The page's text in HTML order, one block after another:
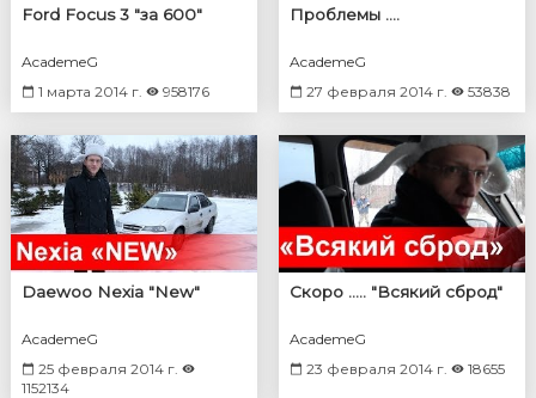
Ford Focus 3 "за 600"
AcademeG
1 марта 2014 г.
958176
Проблемы ....
AcademeG
27 февраля 2014 г.
53838
Daewoo Nexia "New"
AcademeG
25 февраля 2014 г.
1152134
Скоро ..... "Всякий сброд"
AcademeG
23 февраля 2014 г.
18655